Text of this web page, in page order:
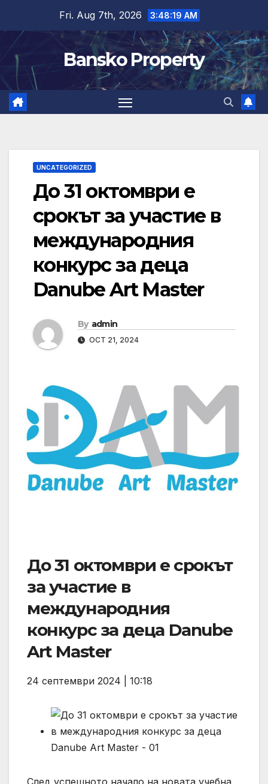
content
Fri. Aug 7th, 2026 3:48:20 AM
Bansko Property
UNCATEGORIZED
До 31 октомври е
срокът за участие в
международния
конкурс за деца
Danube Art Master
By admin
OCT 21, 2024
До 31 октомври е срокът
за участие в
международния
конкурс за деца Danube
Art Master
24 септември 2024 | 10:18